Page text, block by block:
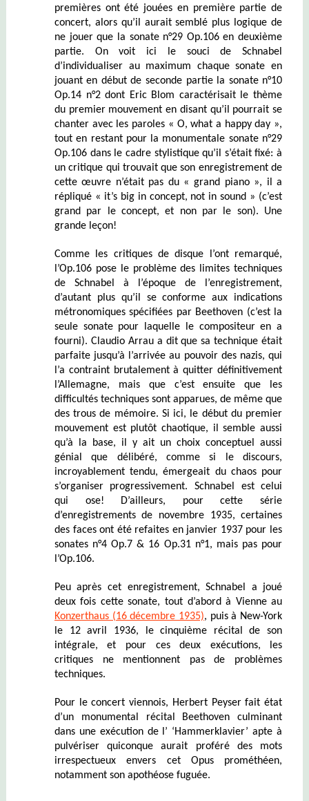
premières ont été jouées en première partie de
concert, alors qu’il aurait semblé plus logique de
ne jouer que la sonate n°29 Op.106 en deuxième
partie. On voit ici le souci de Schnabel
d’individualiser au maximum chaque sonate en
jouant en début de seconde partie la sonate n°10
Op.14 n°2 dont Eric Blom caractérisait le thème
du premier mouvement en disant qu’il pourrait se
chanter avec les paroles « O, what a happy day »,
tout en restant pour la monumentale sonate n°29
Op.106 dans le cadre stylistique qu’il s’était fixé: à
un critique qui trouvait que son enregistrement de
cette œuvre n’était pas du « grand piano », il a
répliqué « it’s big in concept, not in sound » (c’est
grand par le concept, et non par le son). Une
grande leçon!
Comme les critiques de disque l’ont remarqué,
l’Op.106 pose le problème des limites techniques
de Schnabel à l’époque de l’enregistrement,
d’autant plus qu’il se conforme aux indications
métronomiques spécifiées par Beethoven (c’est la
seule sonate pour laquelle le compositeur en a
fourni). Claudio Arrau a dit que sa technique était
parfaite jusqu’à l’arrivée au pouvoir des nazis, qui
l’a contraint brutalement à quitter définitivement
l’Allemagne, mais que c’est ensuite que les
difficultés techniques sont apparues, de même que
des trous de mémoire. Si ici, le début du premier
mouvement est plutôt chaotique, il semble aussi
qu’à la base, il y ait un choix conceptuel aussi
génial que délibéré, comme si le discours,
incroyablement tendu, émergeait du chaos pour
s’organiser progressivement. Schnabel est celui
qui ose! D’ailleurs, pour cette série
d’enregistrements de novembre 1935, certaines
des faces ont été refaites en janvier 1937 pour les
sonates n°4 Op.7 & 16 Op.31 n°1, mais pas pour
l’Op.106.
Peu après cet enregistrement, Schnabel a joué
deux fois cette sonate, tout d’abord à Vienne au
Konzerthaus (16 décembre 1935), puis à New-York
le 12 avril 1936, le cinquième récital de son
intégrale, et pour ces deux exécutions, les
critiques ne mentionnent pas de problèmes
techniques.
Pour le concert viennois, Herbert Peyser fait état
d’un monumental récital Beethoven culminant
dans une exécution de l’ ‘Hammerklavier’ apte à
pulvériser quiconque aurait proféré des mots
irrespectueux envers cet Opus prométhéen,
notamment son apothéose fuguée.